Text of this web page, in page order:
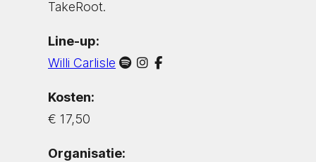
TakeRoot.
Line-up:
Willi Carlisle
Kosten:
€ 17,50
Organisatie: